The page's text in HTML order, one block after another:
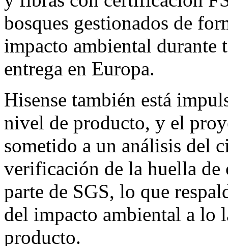
bosques gestionados de
impacto ambiental durante
entrega en Europa.
Hisense también está
nivel de producto, y el
sometido a un análisis del
verificación de la huella
parte de SGS, lo que
del impacto ambiental a lo
producto.